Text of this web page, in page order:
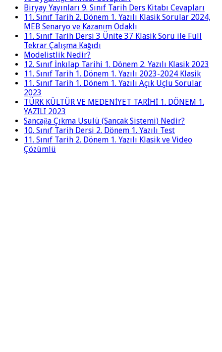
Biryay Yayınları 9. Sınıf Tarih Ders Kitabı Cevapları
11. Sınıf Tarih 2. Dönem 1. Yazılı Klasik Sorular 2024,
MEB Senaryo ve Kazanım Odaklı
11. Sınıf Tarih Dersi 3 Ünite 37 Klasik Soru ile Full
Tekrar Çalışma Kağıdı
Modelistlik Nedir?
12. Sınıf İnkılap Tarihi 1. Dönem 2. Yazılı Klasik 2023
11. Sınıf Tarih 1. Dönem 1. Yazılı 2023-2024 Klasik
11. Sınıf Tarih 1. Dönem 1. Yazılı Açık Uçlu Sorular
2023
TÜRK KÜLTÜR VE MEDENİYET TARİHİ 1. DÖNEM 1.
YAZILI 2023
Sancağa Çıkma Usulü (Sancak Sistemi) Nedir?
10. Sınıf Tarih Dersi 2. Dönem 1. Yazılı Test
11. Sınıf Tarih 2. Dönem 1. Yazılı Klasik ve Video
Çözümlü